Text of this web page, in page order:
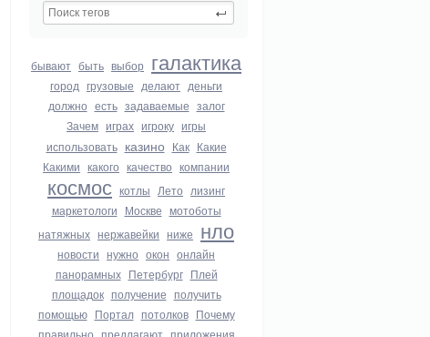
бывают быть выбор галактика
город грузовые делают деньги
должно есть задаваемые залог
Зачем играх игроку игры
использовать казино Как Какие
Какими какого качество компании
космос котлы Лето лизинг
маркетологи Москве мотоботы
натяжных нержавейки ниже нло
новости нужно окон онлайн
панорамных Петербург Плей
площадок получение получить
помощью Портал потолков Почему
правильно предлагают приложения